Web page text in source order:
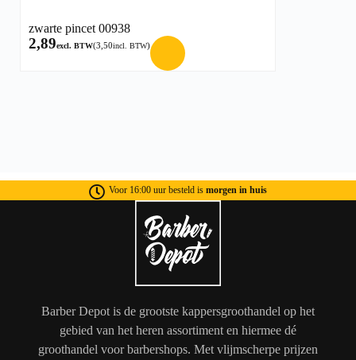
zwarte pincet 00938
2,89excl. BTW(3,50incl. BTW)
Voor 16:00 uur besteld is morgen in huis
Barber Depot is de grootste kappersgroothandel op het
gebied van het heren assortiment en hiermee dé
groothandel voor barbershops. Met vlijmscherpe prijzen